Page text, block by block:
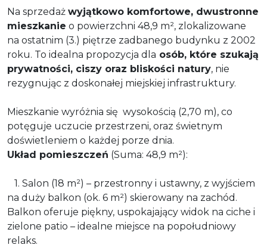
Na sprzedaż wyjątkowo komfortowe, dwustronne
mieszkanie o powierzchni 48,9 m², zlokalizowane
na ostatnim (3.) piętrze zadbanego budynku z 2002
roku. To idealna propozycja dla osób, które szukają
prywatności, ciszy oraz bliskości natury, nie
rezygnując z doskonałej miejskiej infrastruktury.
Mieszkanie wyróżnia się wysokością (2,70 m), co
potęguje uczucie przestrzeni, oraz świetnym
doświetleniem o każdej porze dnia.
Układ pomieszczeń (Suma: 48,9 m²):
1. Salon (18 m²) – przestronny i ustawny, z wyjściem
na duży balkon (ok. 6 m²) skierowany na zachód.
Balkon oferuje piękny, uspokajający widok na ciche i
zielone patio – idealne miejsce na popołudniowy
relaks.